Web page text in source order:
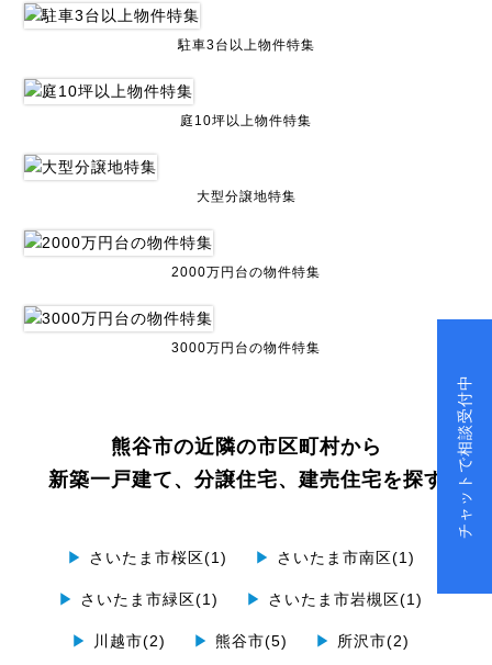
駐車3台以上物件特集
庭10坪以上物件特集
大型分譲地特集
2000万円台の物件特集
3000万円台の物件特集
熊谷市の近隣の市区町村から
新築一戸建て、分譲住宅、建売住宅を探す
▶ さいたま市桜区(1) ▶ さいたま市南区(1)
▶ さいたま市緑区(1) ▶ さいたま市岩槻区(1)
▶ 川越市(2) ▶ 熊谷市(5) ▶ 所沢市(2)
チャットで相談受付中